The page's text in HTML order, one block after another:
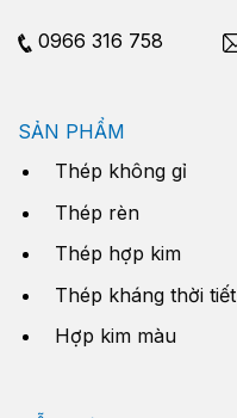
0966 316 758
SẢN PHẨM
Thép không gỉ
Thép rèn
Thép hợp kim
Thép kháng thời tiết
Hợp kim màu